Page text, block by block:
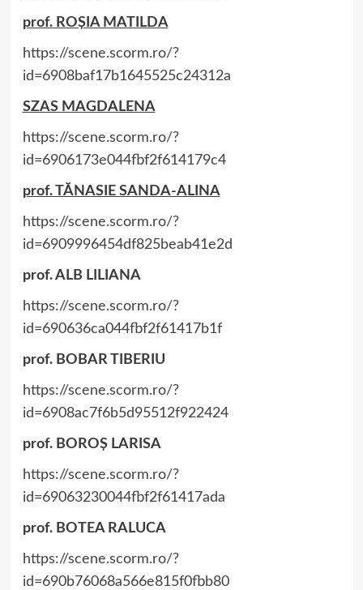
prof. ROȘIA MATILDA
https://scene.scorm.ro/?
id=6908baf17b1645525c24312a
SZAS MAGDALENA
https://scene.scorm.ro/?
id=6906173e044fbf2f614179c4
prof. TĂNASIE SANDA-ALINA
https://scene.scorm.ro/?
id=6909996454df825beab41e2d
prof. ALB LILIANA
https://scene.scorm.ro/?
id=690636ca044fbf2f61417b1f
prof. BOBAR TIBERIU
https://scene.scorm.ro/?
id=6908ac7f6b5d95512f922424
prof. BOROȘ LARISA
https://scene.scorm.ro/?
id=69063230044fbf2f61417ada
prof. BOTEA RALUCA
https://scene.scorm.ro/?
id=690b76068a566e815f0fbb80